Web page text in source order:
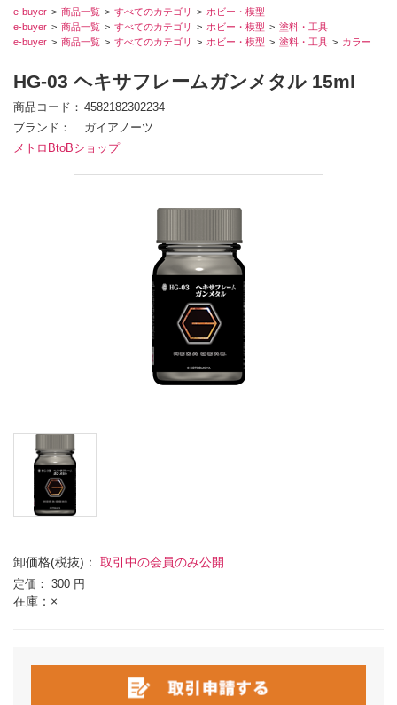
e-buyer 商品一覧 すべてのカテゴリ
ホビー・模型
e-buyer
商品一覧 すべてのカテゴリ ホビー・模型
塗料・工具
e-buyer
商品一覧 すべてのカテゴリ ホビー・模型 塗料・工具 カラー
HG-03 ヘキサフレームガンメタル 15ml
商品コード
4582182302234
ブランド
ガイアノーツ
メトロBtoBショップ
卸価格(税抜)： 取引中の会員のみ公開
定価： 300 円
在庫：×